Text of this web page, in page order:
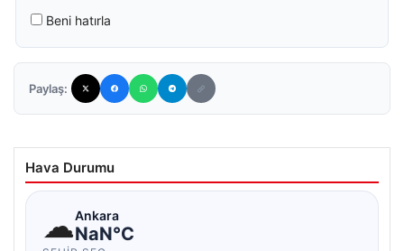
Beni hatırla
Paylaş:
Hava Durumu
☁Ankara
NaN°C